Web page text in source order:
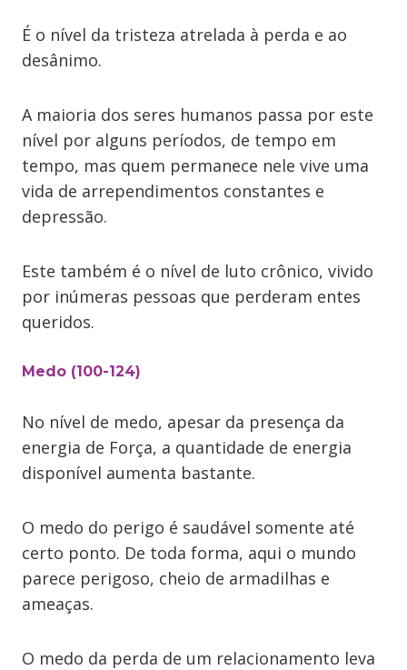
É o nível da tristeza atrelada à perda e ao
desânimo.
A maioria dos seres humanos passa por este
nível por alguns períodos, de tempo em
tempo, mas quem permanece nele vive uma
vida de arrependimentos constantes e
depressão.
Este também é o nível de luto crônico, vivido
por inúmeras pessoas que perderam entes
queridos.
Medo (100-124)
No nível de medo, apesar da presença da
energia de Força, a quantidade de energia
disponível aumenta bastante.
O medo do perigo é saudável somente até
certo ponto. De toda forma, aqui o mundo
parece perigoso, cheio de armadilhas e
ameaças.
O medo da perda de um relacionamento leva